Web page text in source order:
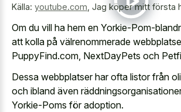
Källa: youtube.com Jag köper mitt första
Om du vill ha hem en Yorkie-Pom-
att kolla på välrenommerade
PuppyFind.com, NextDayPets och
Dessa webbplatser har ofta listor från
och ibland även
Yorkie-Poms för adoption.